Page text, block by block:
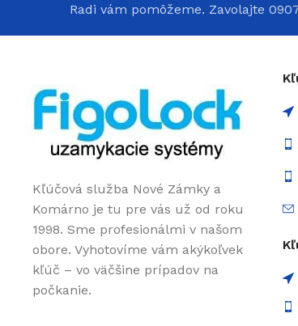
Radi vám pomôžeme. Zavolajte
Kľúčová služba Nové Zámky a
Komárno je tu pre vás už od roku
1998. Sme profesionálmi v našom
obore. Vyhotovíme vám akýkoľvek
kľúč – vo väčšine prípadov na
počkanie.